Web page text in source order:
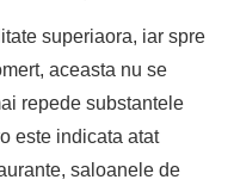
superiaora, iar spre
aceasta nu se
repede substantele
este indicata atat
saloanele de